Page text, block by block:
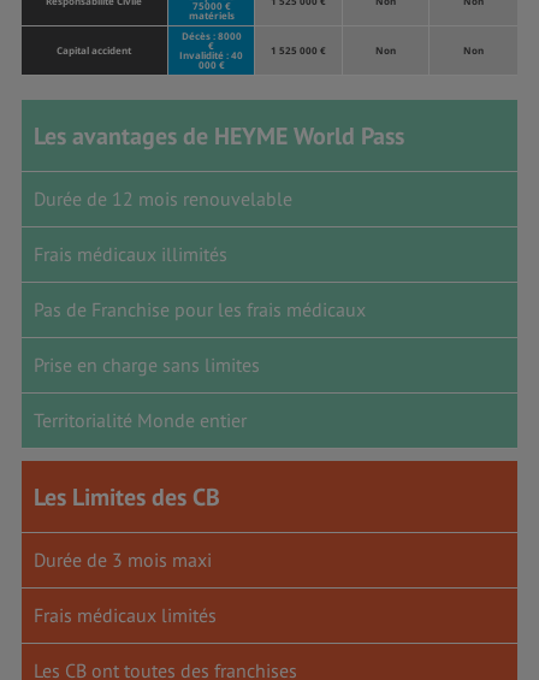
75000 €
matériels
Capital accident
Décès : 8000
€
Invalidité : 40
000 €
1 525 000 € Non Non
Les avantages de HEYME World Pass
Durée de 12 mois renouvelable
Frais médicaux illimités
Pas de Franchise pour les frais médicaux
Prise en charge sans limites
Territorialité Monde entier
Les Limites des CB
Durée de 3 mois maxi
Frais médicaux limités
Les CB ont toutes des franchises